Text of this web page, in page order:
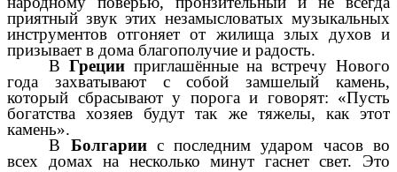
приятный звук этих незамысловатых музыкальных
инструментов отгоняет от жилища злых духов и
призывает в дома благополучие и радость.
В Греции приглашённые на встречу Нового
года захватывают с собой замшелый камень,
который сбрасывают у порога и говорят: «Пусть
богатства хозяев будут так же тяжелы, как этот
камень».
В Болгариис последним ударом часов во
всех домах на несколько минут гаснет свет. Это